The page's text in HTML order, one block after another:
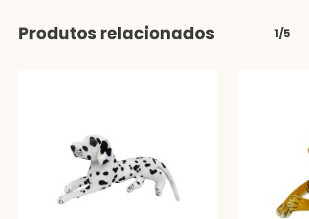
Produtos relacionados 1/5